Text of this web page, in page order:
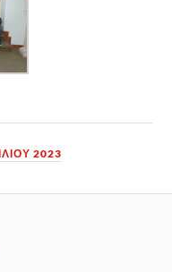
2023